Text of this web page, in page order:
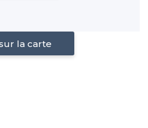
la carte